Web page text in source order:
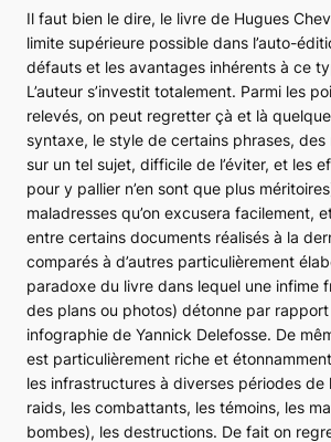
Il faut bien le dire, le livre de Hugues
limite supérieure possible dans l’auto-
défauts et les avantages inhérents à ce
L’auteur s’investit totalement. Parmi les
relevés, on peut regretter çà et là
syntaxe, le style de certains phrases, des
sur un tel sujet, difficile de l’éviter, et les
pour y pallier n’en sont que plus
maladresses qu’on excusera facilement,
entre certains documents réalisés à la
comparés à d’autres particulièrement
paradoxe du livre dans lequel une infime
des plans ou photos) détonne par rapport
infographie de Yannick Delefosse. De
est particulièrement riche et
les infrastructures à diverses périodes de
raids, les combattants, les témoins, les
bombes), les destructions. De fait on